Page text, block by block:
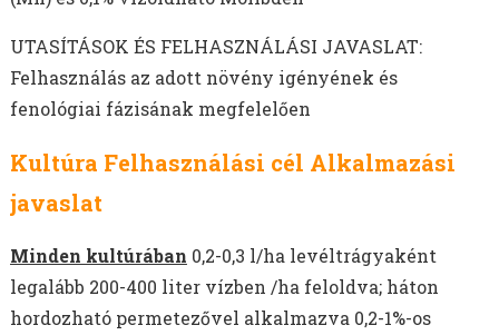
UTASÍTÁSOK ÉS FELHASZNÁLÁSI JAVASLAT:
Felhasználás az adott növény igényének és
fenológiai fázisának megfelelően
Kultúra Felhasználási cél Alkalmazási
javaslat
Minden kultúrában 0,2-0,3 l/ha levéltrágyaként
legalább 200-400 liter vízben /ha feloldva; háton
hordozható permetezővel alkalmazva 0,2-1%-os